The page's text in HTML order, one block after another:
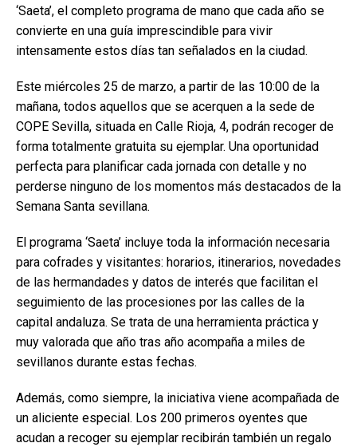
‘Saeta’, el completo programa de mano que cada año se
convierte en una guía imprescindible para vivir
intensamente estos días tan señalados en la ciudad.
Este miércoles 25 de marzo, a partir de las 10:00 de la
mañana, todos aquellos que se acerquen a la sede de
COPE Sevilla, situada en Calle Rioja, 4, podrán recoger de
forma totalmente gratuita su ejemplar. Una oportunidad
perfecta para planificar cada jornada con detalle y no
perderse ninguno de los momentos más destacados de la
Semana Santa sevillana.
El programa ‘Saeta’ incluye toda la información necesaria
para cofrades y visitantes: horarios, itinerarios, novedades
de las hermandades y datos de interés que facilitan el
seguimiento de las procesiones por las calles de la
capital andaluza. Se trata de una herramienta práctica y
muy valorada que año tras año acompaña a miles de
sevillanos durante estas fechas.
Además, como siempre, la iniciativa viene acompañada de
un aliciente especial. Los 200 primeros oyentes que
acudan a recoger su ejemplar recibirán también un regalo